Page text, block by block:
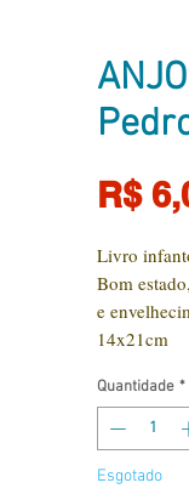
R$
Livro
Bom
e
14x21cm
Quantidade *
Esgotado